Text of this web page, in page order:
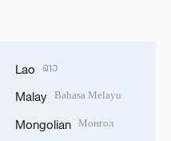
Lao ລາວ
Malay Bahasa Melayu
Mongolian Монгол